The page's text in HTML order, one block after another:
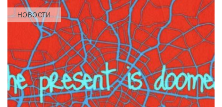
НОВОСТИ